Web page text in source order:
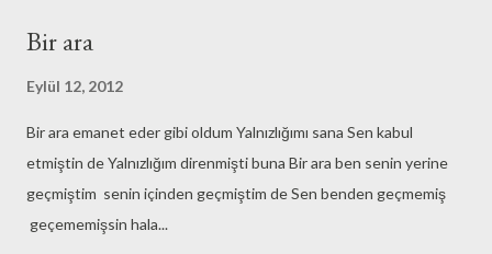
sanıyorsun? Peki bu sorunlar nasıl çözülecek? Türk'ün,
çıkarak mı? Kesinlikle hayır. Bölgenin geri kalmışlıklarını bahane
ederek ve oraya daha fazla para, daha fazla yatırım götürerek mi?
Yanlış anlaşılmasın refah her insana ulaştırılması gereken bir
insanlık hak...
Bir ara
Eylül 12, 2012
Bir ara emanet eder gibi oldum Yalnızlığımı sana Sen kabul
etmiştin de Yalnızlığım direnmişti buna Bir ara ben senin yerine
geçmiştim senin içinden geçmiştim de Sen benden geçmemiş
geçememişsin hala...